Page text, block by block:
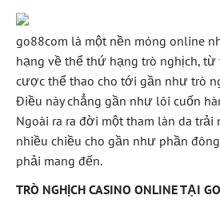
go88com là một nền móng online
hạng về thể thứ hạng trò nghịch, từ
cược thể thao cho tới gần như trò
Điều này chẳng gần như lôi cuốn
Ngoài ra ra đời một tham làn da trải
nhiều chiều cho gần như phần
phải mang đến.
TRÒ NGHỊCH CASINO ONLINE TẠI